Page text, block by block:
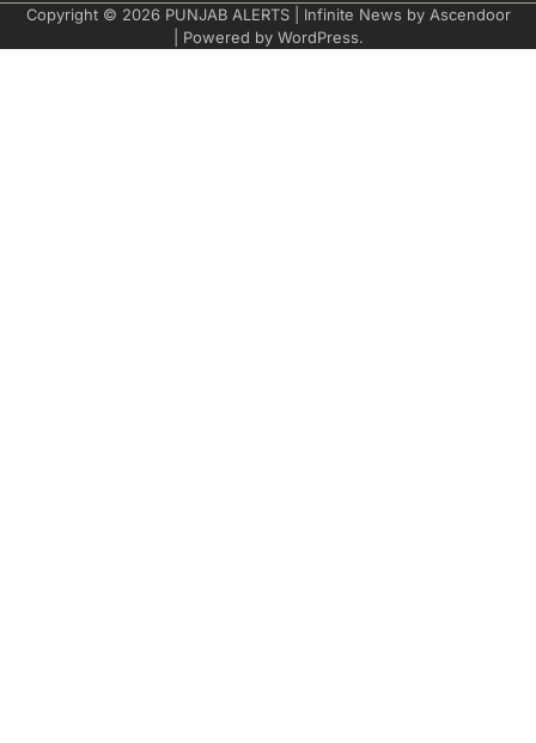
Copyright © 2026 PUNJAB ALERTS| Infinite News by Ascendoor
| Powered by WordPress.